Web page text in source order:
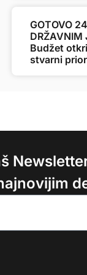
GOTOVO
Budžet
stvarni